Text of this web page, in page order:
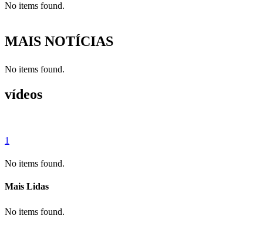
No items found.
MAIS NOTÍCIAS
No items found.
vídeos
1
No items found.
Mais Lidas
No items found.